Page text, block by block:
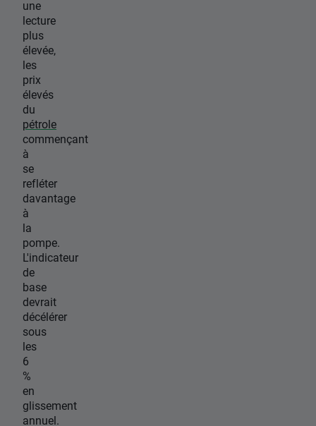
une
lecture
plus
élevée,
les
prix
élevés
du
pétrole
commençant
à
se
refléter
davantage
à
la
pompe.
L'indicateur
de
base
devrait
décélérer
sous
les
6
%
en
glissement
annuel.